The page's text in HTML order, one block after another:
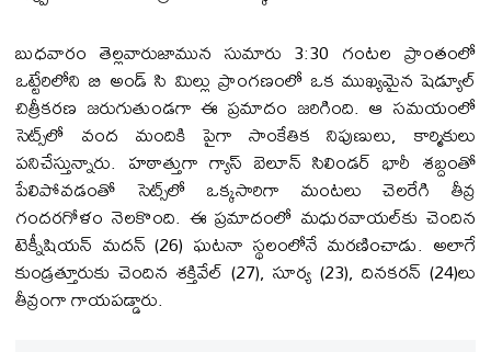
బుధవారం తెల్లవారుజామున సుమారు 3:30 గంటల ప్రాంతంలో
ఒట్టేరిలోని బి అండ్ సి మిల్లు ప్రాంగణంలో ఒక ముఖ్యమైన షెడ్యూల్
చిత్రీకరణ జరుగుతుండగా ఈ ప్రమాదం జరిగింది. ఆ సమయంలో
సెట్స్‌లో వంద మందికి పైగా సాంకేతిక నిపుణులు, కార్మికులు
పనిచేస్తున్నారు. హఠాత్తుగా గ్యాస్ బెలూన్ సిలిండర్ భారీ శబ్దంతో
పేలిపోవడంతో సెట్స్‌లో ఒక్కసారిగా మంటలు చెలరేగి తీవ్ర
గందరగోళం నెలకొంది. ఈ ప్రమాదంలో మధురవాయల్‌కు చెందిన
టెక్నీషియన్ మదన్ (26) ఘటనా స్థలంలోనే మరణించాడు. అలాగే
కుండ్రత్తూరుకు చెందిన శక్తివేల్ (27), సూర్య (23), దినకరన్ (24)లు
తీవ్రంగా గాయపడ్డారు.